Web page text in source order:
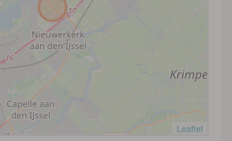
Leaflet